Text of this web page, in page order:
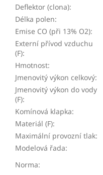
Deflektor (clona):
Délka polen:
Emise CO (při 13% O2):
Externí přívod vzduchu
(F):
Hmotnost:
Jmenovitý výkon celkový:
Jmenovitý výkon do vody
(F):
Komínová klapka:
Materiál (F):
Maximální provozní tlak:
Modelová řada:
Norma: